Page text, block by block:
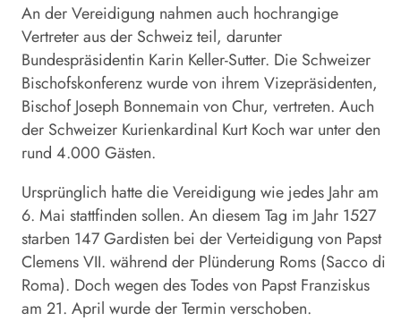
An der Vereidigung nahmen auch hochrangige
Vertreter aus der Schweiz teil, darunter
Bundespräsidentin Karin Keller-Sutter. Die Schweizer
Bischofskonferenz wurde von ihrem Vizepräsidenten,
Bischof Joseph Bonnemain von Chur, vertreten. Auch
der Schweizer Kurienkardinal Kurt Koch war unter den
rund 4.000 Gästen.
Ursprünglich hatte die Vereidigung wie jedes Jahr am
6. Mai stattfinden sollen. An diesem Tag im Jahr 1527
starben 147 Gardisten bei der Verteidigung von Papst
Clemens VII. während der Plünderung Roms (Sacco di
Roma). Doch wegen des Todes von Papst Franziskus
am 21. April wurde der Termin verschoben.